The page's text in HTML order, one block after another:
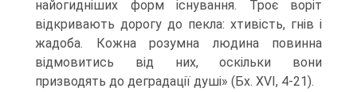
найогидніших форм існування. Троє воріт
відкривають дорогу до пекла: хтивість, гнів і
жадоба. Кожна розумна людина повинна
відмовитись від них, оскільки вони
призводять до де­градації душі» (Бх. XVI, 4-21).